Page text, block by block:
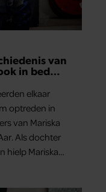
van
in bed
elkaar
optreden in
van Mariska
Als dochter
hielp Mariska